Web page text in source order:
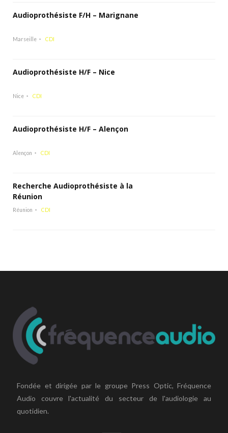
Audioprothésiste F/H – Marignane
Marseille CDI
Audioprothésiste H/F – Nice
Nice CDI
Audioprothésiste H/F – Alençon
Alençon CDI
Recherche Audioprothésiste à la
Réunion
Réunion CDI
Fondée et dirigée par le groupe Press Optic, Fréquence
Audio couvre l'actualité du secteur de l'audiologie au
quotidien.